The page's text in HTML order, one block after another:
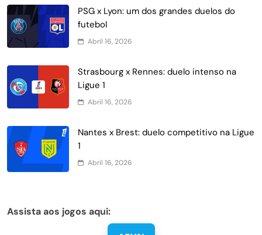
PSG x Lyon: um dos grandes duelos do
futebol
Abril 16, 2026
Strasbourg x Rennes: duelo intenso na
Ligue 1
Abril 16, 2026
Nantes x Brest: duelo competitivo na Ligue
1
Abril 16, 2026
Assista aos jogos aqui: